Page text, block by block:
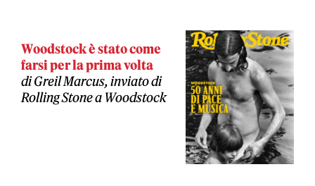
Woodstock è stato come
farsi per la prima volta
di Greil Marcus, inviato di
Rolling Stone a Woodstock